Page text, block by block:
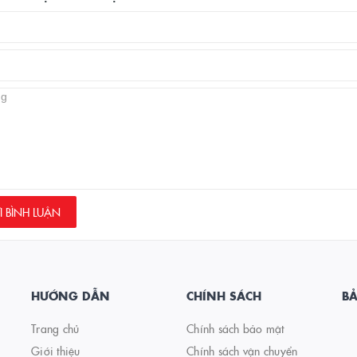
LUẬN
HƯỚNG DẪN
Trang chủ
Giới thiệu
CHÍNH SÁCH
Chính sách bảo mật
Chính sách vận chuyển